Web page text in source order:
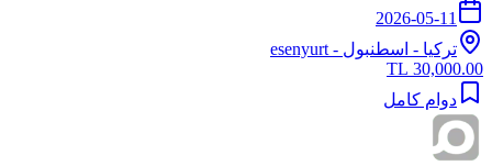
2026-05-11
تركيا - اسطنبول - esenyurt
30,000.00 TL
دوام كامل